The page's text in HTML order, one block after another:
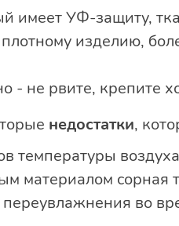
имеет УФ-защиту,
изделию,
- не рвите, крепите
недостатки,
температуры
материалом сорная
во